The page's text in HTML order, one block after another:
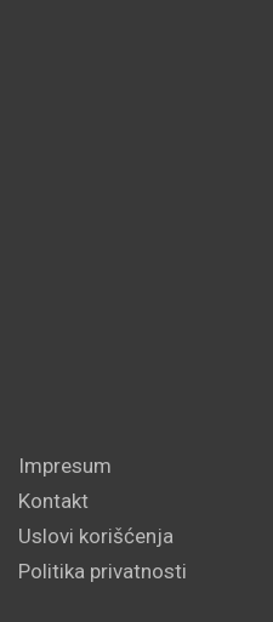
Impresum
Kontakt
Uslovi korišćenja
Politika privatnosti